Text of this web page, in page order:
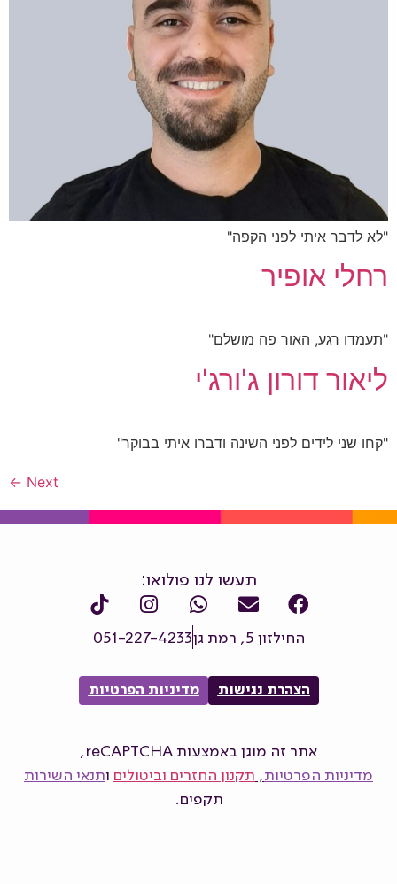
"לא לדבר איתי לפני הקפה"
רחלי אופיר
"תעמדו רגע, האור פה מושלם"
ליאור דורון ג'ורג'י
"קחו שני לידים לפני השינה ודברו איתי בבוקר"
Next
←
תעשו לנו פולואו:
החילזון 5, רמת גן 051-227-4233
הצהרת נגישות מדיניות הפרטיות
אתר זה מוגן באמצעות reCAPTCHA,
מדיניות הפרטיות, תקנון החזרים וביטולים ותנאי השירות
תקפים.